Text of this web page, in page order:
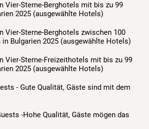
Vier-Sterne-Berghotels mit bis zu 99
2025 (ausgewählte Hotels)
Vier-Sterne-Berghotels zwischen 100
in Bulgarien 2025 (ausgewählte Hotels)
Vier-Sterne-Freizeithotels mit bis zu 99
2025 (ausgewählte Hotels)
- Gute Qualität, Gäste sind mit dem
-Hohe Qualität, Gäste mögen das